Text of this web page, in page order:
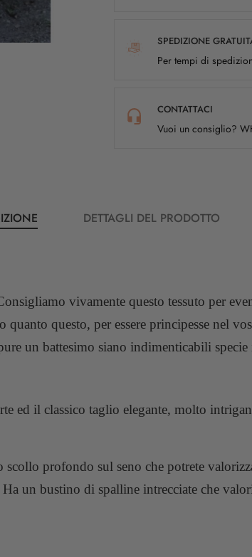
SPEDIZIONE
Per tempi di
CONTATTACI
Vuoi un consiglio?
DETTAGLI DEL PRODOTTO
vivamente questo tessuto per
questo, per essere principesse nel
un battesimo siano indimenticabili
ed il classico taglio elegante, molto
profondo sul seno che potrete
un bustino di spalline intrecciate che